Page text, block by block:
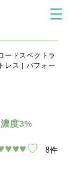
ードスペクトラ
レス | パフォー
度3%
8件